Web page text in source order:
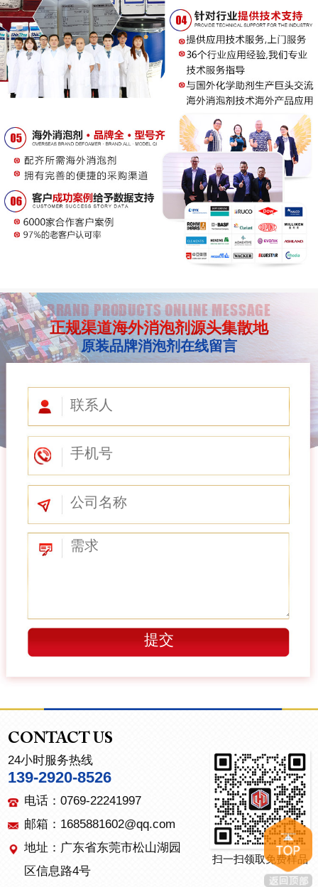
BRAND PRODUCTS ONLINE MESSAGE
正规渠道海外消泡剂源头集散地
原装品牌消泡剂在线留言
CONTACT US
24小时服务热线
139-2920-8526
电话：0769-22241997
邮箱：1685881602@qq.com
地址：广东省东莞市松山湖园
区信息路4号
扫一扫领取免费样品